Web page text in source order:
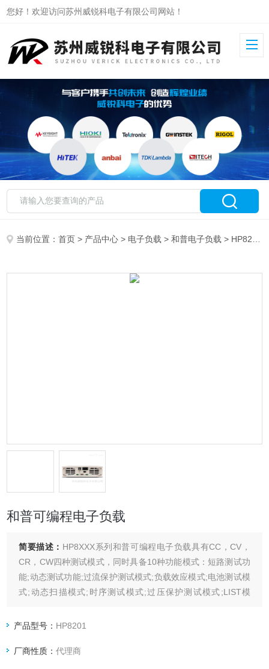
您好！欢迎访问苏州威锐科电子有限公司网站！
当前位置：首页 > 产品中心 > 电子负载 >和普电子负载 > HP8201和普可编程电子负载
和普可编程电子负载
简要描述： HP8XXX系列和普可编程电子负载具有CC，CV，
CR，CW四种测试模式，同时具备10种功能模式：短路测试功
能;动态测试功能;过流保护测试模式;负载效应模式;电池测试模
式;动态扫描模式;时序测试模式;过压保护测试模式;LIST模
产品型号： HP8201
厂商性质：代理商